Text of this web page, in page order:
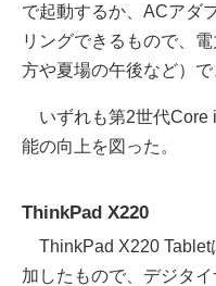
で起動するか、ACアダ
リングできるもので、
方や夏場の午後など）で
いずれも第2世代Core
能の向上を図った。
ThinkPad X220
ThinkPad X220 Tablet
加したもので、デジタ